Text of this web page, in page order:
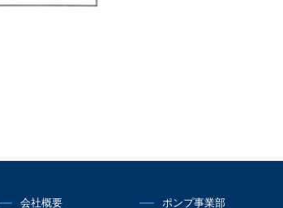
会社概要 ポンプ事業部